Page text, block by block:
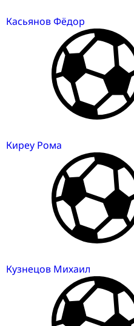
Касьянов Фёдор
Киреу Рома
Кузнецов Михаил